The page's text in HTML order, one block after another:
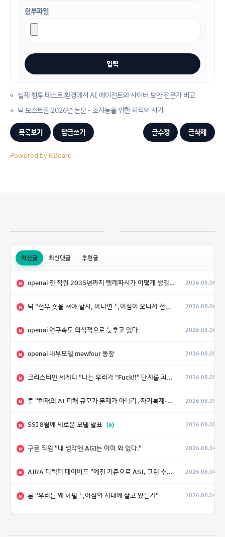
첨부파일
« 실제 침투 테스트 환경에서 AI 에이전트와 사이버 보안 전문가 비교
닉 보스트롬 2026년 논문 - 초지능을 위한 최적의 시기
»
목록보기 답글쓰기 글수정 글삭제
Powered by KBoard
최신글 최신댓글 추천글
N openai 전 직원 2035년까지 텔레파시가 어떻게 생길 수 있는지 2026.08.06
N 닉 "전부 숏을 쳐야 할지, 아니면 특이점이 오니까 전부 롱을 쳐야 할지 모르겠다.” 2026.08.06
N openai 연구속도 의식적으로 늦추고 있다 2026.08.06
N openai 내부모델 mewfour 등장 2026.08.05
N 크리스티안 세게디 "나는 우리가 "Fuck!!" 단계를 피할 수 있기를 바랄 뿐" 2026.08.05
N 룬 "현재의 AI 피해 규모가 문제가 아니라, 자기복제·탈출·확산이 가능한 지능형 시스템의 피해에는 이론적으로 상한이 없다는 것이 문제" 2026.08.05
N SSI 8월에 새로운 모델 발표 (6) 2026.08.05
N 구글 직원 "내 생각엔 AGI는 이미 와 있다." 2026.08.04
N AIRA 디렉터 데이비드 "예전 기준으로 ASI, 그런 수준은 바로 다음 분기에 온다" 2026.08.04
N 룬 "우리는 왜 하필 특이점의 시대에 살고 있는가" 2026.08.04